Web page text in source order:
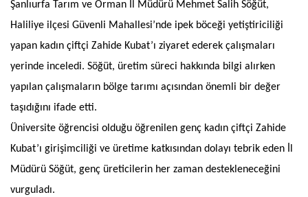
Şanlıurfa Tarım ve Orman İl Müdürü Mehmet Salih Söğüt,
Haliliye ilçesi Güvenli Mahallesi’nde ipek böceği yetiştiriciliği
yapan kadın çiftçi Zahide Kubat’ı ziyaret ederek çalışmaları
yerinde inceledi. Söğüt, üretim süreci hakkında bilgi alırken
yapılan çalışmaların bölge tarımı açısından önemli bir değer
taşıdığını ifade etti.
Üniversite öğrencisi olduğu öğrenilen genç kadın çiftçi Zahide
Kubat’ı girişimciliği ve üretime katkısından dolayı tebrik eden İl
Müdürü Söğüt, genç üreticilerin her zaman destekleneceğini
vurguladı.